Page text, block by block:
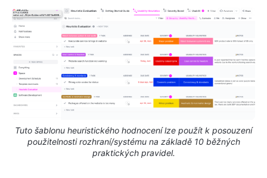
Tuto šablonu heuristického hodnocení lze použít k posouzení
použitelnosti rozhraní/systému na základě 10 běžných
praktických pravidel.